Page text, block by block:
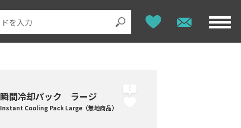
瞬間冷却パック ラージ
Instant Cooling Pack Large（無地商品）
1